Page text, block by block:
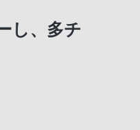
し、多チ